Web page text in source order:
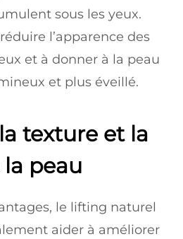
sous les yeux.
l’apparence des
et à donner à la peau
et plus éveillé.
texture et la
peau
le lifting naturel
aider à améliorer